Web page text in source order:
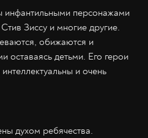
инфантильными персонажами
Зиссу и многие другие.
обижаются и
оставаясь детьми. Его герои
и очень
духом ребячества.